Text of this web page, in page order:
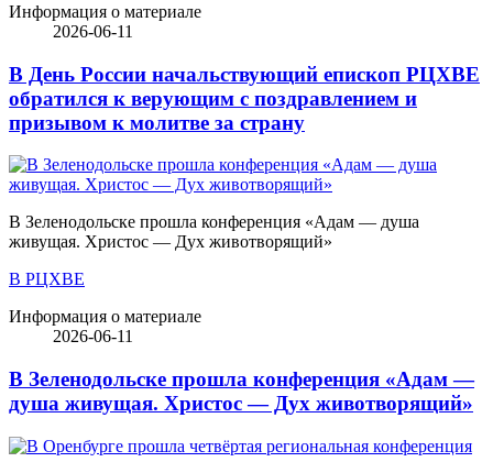
Информация о материале
2026-06-11
В День России начальствующий епископ РЦХВЕ
обратился к верующим с поздравлением и
призывом к молитве за страну
В Зеленодольске прошла конференция «Адам — душа
живущая. Христос — Дух животворящий»
В РЦХВЕ
Информация о материале
2026-06-11
В Зеленодольске прошла конференция «Адам —
душа живущая. Христос — Дух животворящий»